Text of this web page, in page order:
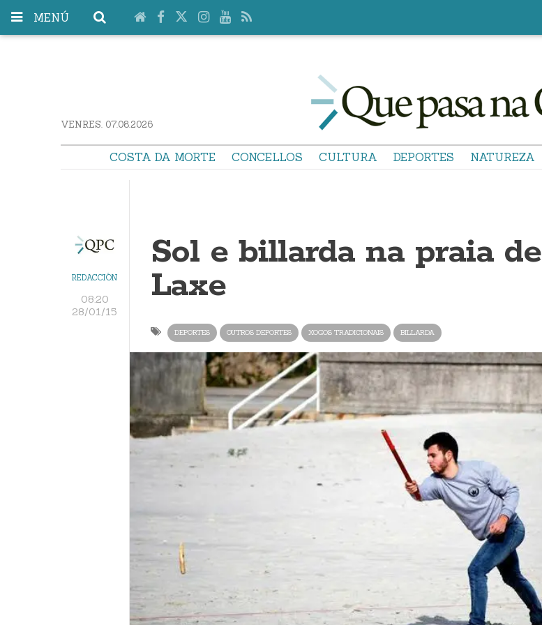
MENÚ
VENRES. 07.08.2026
COSTA DA MORTE CONCELLOS CULTURA DEPORTES NATUREZA
REDACCIÓN
08:20
28/01/15
Sol e billarda na praia de
Laxe
DEPORTES OUTROS DEPORTES XOGOS TRADICIONAIS BILLARDA